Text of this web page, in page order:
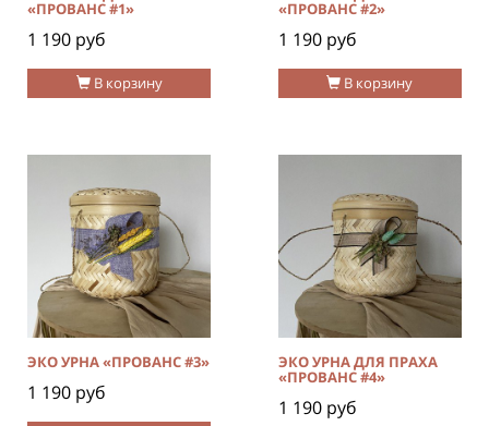
В корзину
«ПРОВАНС #1»
1 190 руб
В корзину
«ПРОВАНС #2»
1 190 руб
ЭКО УРНА «ПРОВАНС #3»
1 190 руб
ЭКО УРНА ДЛЯ ПРАХА
«ПРОВАНС #4»
1 190 руб